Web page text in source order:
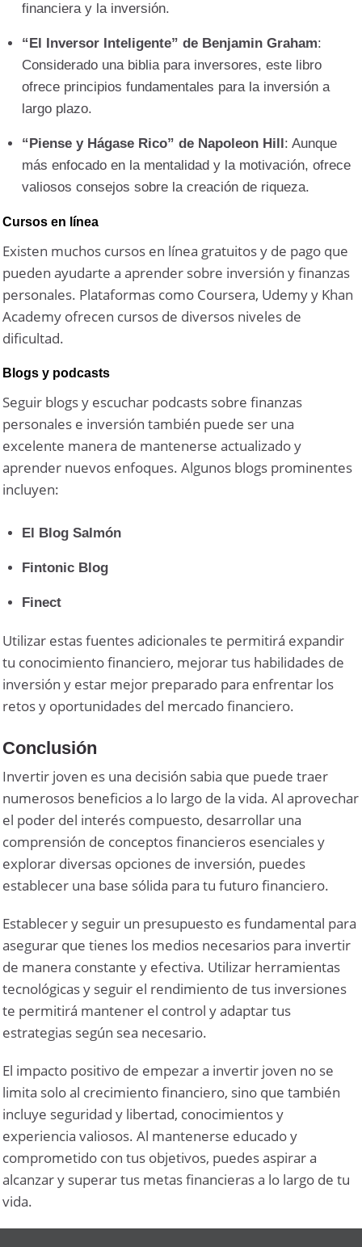
financiera y la inversión.
“El Inversor Inteligente” de Benjamin Graham:
Considerado una biblia para inversores, este libro
ofrece principios fundamentales para la inversión a
largo plazo.
“Piense y Hágase Rico” de Napoleon Hill: Aunque
más enfocado en la mentalidad y la motivación, ofrece
valiosos consejos sobre la creación de riqueza.
Cursos en línea
Existen muchos cursos en línea gratuitos y de pago que
pueden ayudarte a aprender sobre inversión y finanzas
personales. Plataformas como Coursera, Udemy y Khan
Academy ofrecen cursos de diversos niveles de
dificultad.
Blogs y podcasts
Seguir blogs y escuchar podcasts sobre finanzas
personales e inversión también puede ser una
excelente manera de mantenerse actualizado y
aprender nuevos enfoques. Algunos blogs prominentes
incluyen:
El Blog Salmón
Fintonic Blog
Finect
Utilizar estas fuentes adicionales te permitirá expandir
tu conocimiento financiero, mejorar tus habilidades de
inversión y estar mejor preparado para enfrentar los
retos y oportunidades del mercado financiero.
Conclusión
Invertir joven es una decisión sabia que puede traer
numerosos beneficios a lo largo de la vida. Al aprovechar
el poder del interés compuesto, desarrollar una
comprensión de conceptos financieros esenciales y
explorar diversas opciones de inversión, puedes
establecer una base sólida para tu futuro financiero.
Establecer y seguir un presupuesto es fundamental para
asegurar que tienes los medios necesarios para invertir
de manera constante y efectiva. Utilizar herramientas
tecnológicas y seguir el rendimiento de tus inversiones
te permitirá mantener el control y adaptar tus
estrategias según sea necesario.
El impacto positivo de empezar a invertir joven no se
limita solo al crecimiento financiero, sino que también
incluye seguridad y libertad, conocimientos y
experiencia valiosos. Al mantenerse educado y
comprometido con tus objetivos, puedes aspirar a
alcanzar y superar tus metas financieras a lo largo de tu
vida.